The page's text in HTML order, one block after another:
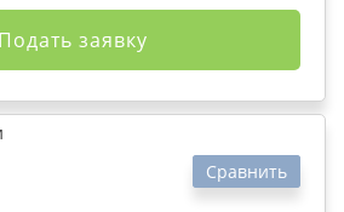
Подать заявку
Сравнить